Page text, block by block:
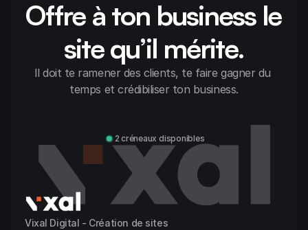
Offre à ton business le
site qu’il mérite.
Il doit te ramener des clients, te faire gagner du
temps et crédibiliser ton business.
Discuter avec Alexandre
2 créneaux disponibles
Vixal Digital - Création de sites